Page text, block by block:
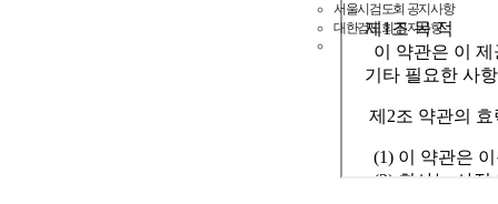
서울시검도회 공지사항
대한검도회 공지사항